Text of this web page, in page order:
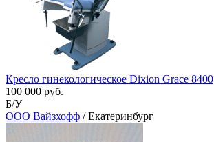
Кресло гинекологическое Dixion Grace 8400
100 000 руб.
Б/У
ООО Вайзхофф / Екатеринбург